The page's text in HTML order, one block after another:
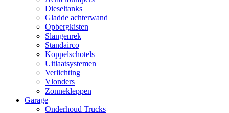
Dieseltanks
Gladde achterwand
Opbergkisten
Slangenrek
Standairco
Koppelschotels
Uitlaatsystemen
Verlichting
Vlonders
Zonnekleppen
Garage
Onderhoud Trucks